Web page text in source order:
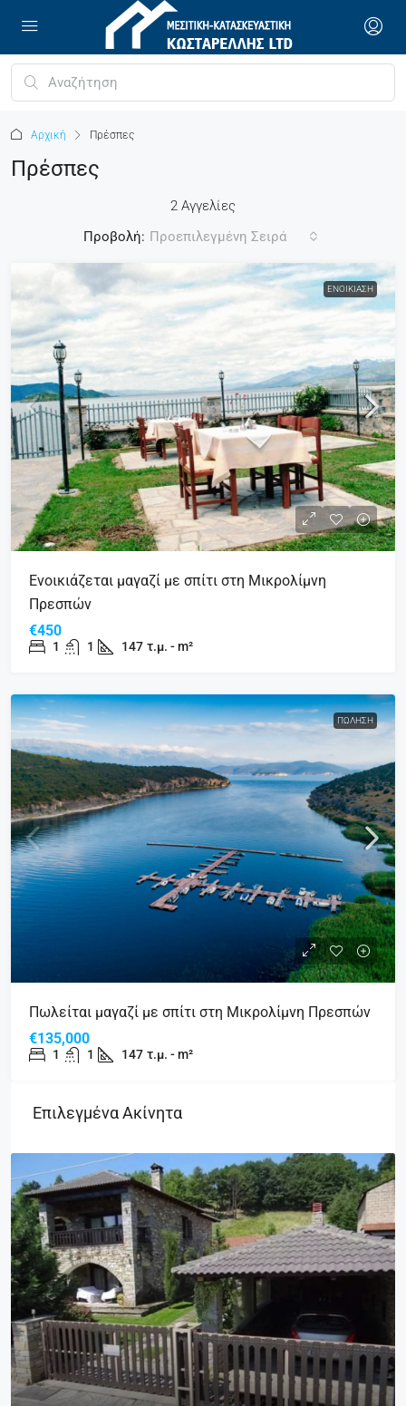
Αρχική Πρέσπες
Πρέσπες
2 Αγγελίες
Προβολή: Προεπιλεγμένη Σειρά
ΕΝΟΙΚΊΑΣΗ
Ενοικιάζεται μαγαζί με σπίτι στη Μικρολίμνη
Πρεσπών
€450
1 1 147 τ.μ. - m²
ΠΏΛΗΣΗ
Πωλείται μαγαζί με σπίτι στη Μικρολίμνη Πρεσπών
€135,000
1 1 147 τ.μ. - m²
Επιλεγμένα Ακίνητα